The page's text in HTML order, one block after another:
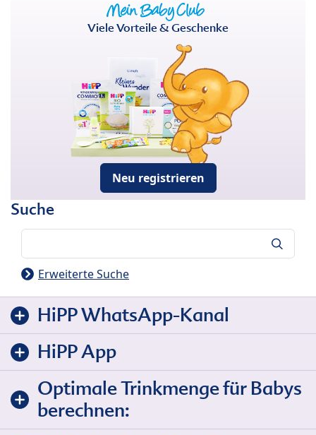
Viele Vorteile & Geschenke
Neu registrieren
Suche
Erweiterte Suche
HiPP WhatsApp-Kanal
HiPP App
Optimale Trinkmenge für Babys
berechnen: